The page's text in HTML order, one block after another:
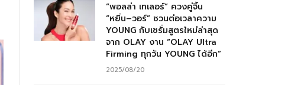
“พอลล่า เทเลอร์” ควงคู่จิ้น
“หยิ่น–วอร์” ชวนต่อเวลาความ
YOUNG กับเซรั่มสูตรใหม่ล่าสุด
จาก OLAY งาน “OLAY Ultra
Firming ทุกวัน YOUNG ได้อีก”
2025/08/20